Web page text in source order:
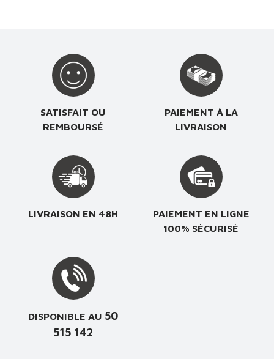
SATISFAIT OU
REMBOURSÉ
PAIEMENT À LA
LIVRAISON
LIVRAISON EN 48H
PAIEMENT EN LIGNE
100% SÉCURISÉ
DISPONIBLE AU 50
515 142